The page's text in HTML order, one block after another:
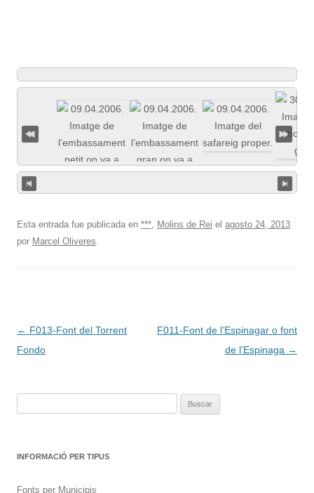
Esta entrada fue publicada en ***, Molins de Rei el agosto 24, 2013
por Marcel Oliveres.
Navegación
de
← F013-Font del Torrent
Fondo
F011-Font de l’Espinagar o font
de l’Espinaga →
INFORMACIÓ PER TIPUS
Fonts per Municipis